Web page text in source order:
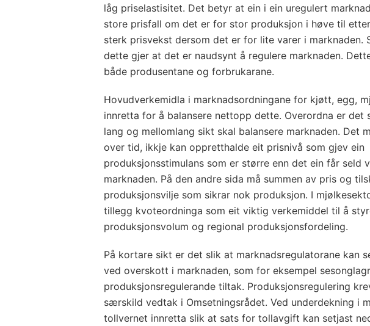
låg priselastisitet. Det betyr at ein i ein uregulert
store prisfall om det er for stor produksjon i høve til
sterk prisvekst dersom det er for lite varer i marknaden.
dette gjer at det er naudsynt å regulere marknaden.
både produsentane og forbrukarane.
Hovudverkemidla i marknadsordningane for kjøtt, egg,
innretta for å balansere nettopp dette. Overordna er det
lang og mellomlang sikt skal balansere marknaden. Det
over tid, ikkje kan oppretthalde eit prisnivå som gjev ein
produksjonsstimulans som er større enn det ein får seld
marknaden. På den andre sida må summen av pris og
produksjonsvilje som sikrar nok produksjon. I
tillegg kvoteordninga som eit viktig verkemiddel til å
produksjonsvolum og regional produksjonsfordeling.
På kortare sikt er det slik at marknadsregulatorane kan
ved overskott i marknaden, som for eksempel
produksjonsregulerande tiltak. Produksjonsregulering
særskild vedtak i Omsetningsrådet. Ved underdekning i
tollvernet innretta slik at sats for tollavgift kan setjast